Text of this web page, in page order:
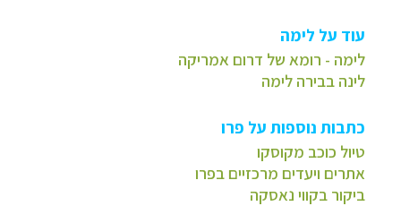
עוד על לימה
לימה - רומא של דרום אמריקה
לינה בבירה לימה
כתבות נוספות על פרו
טיול כוכב מקוסקו
אתרים ויעדים מרכזיים בפרו
ביקור בקווי נאסקה